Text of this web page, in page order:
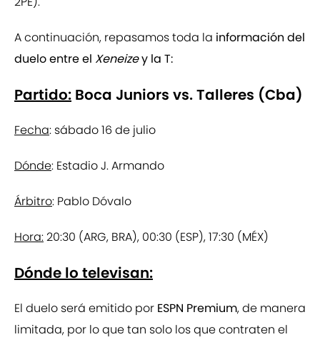
A continuación, repasamos toda la información del
duelo entre el Xeneizey la T:
Partido: Boca Juniors vs. Talleres (Cba)
Fecha: sábado 16 de julio
Dónde: Estadio J. Armando
Árbitro: Pablo Dóvalo
Hora:20:30 (ARG, BRA), 00:30 (ESP), 17:30 (MÉX)
Dónde lo televisan:
El duelo será emitido por ESPN Premium, de manera
limitada, por lo que tan solo los que contraten el